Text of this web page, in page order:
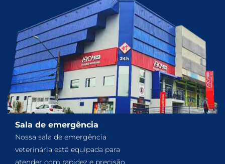
Sala de emergência
Nossa sala de emergência
veterinária está equipada para
atender com rapidez e precisão,